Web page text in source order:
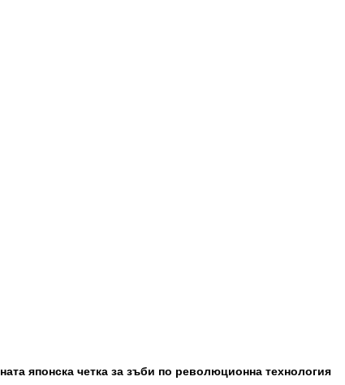
японска четка за зъби по революционна технология